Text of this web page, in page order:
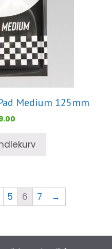
Medium 125mm
5 6 7 →